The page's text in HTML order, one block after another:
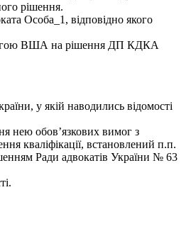
рішення.
Особа_1, відповідно якого
ВША на рішення ДП КДКА
у якій наводились відомості
нею обов’язкових вимог з
кваліфікації, встановлений п.п.
Ради адвокатів України № 63